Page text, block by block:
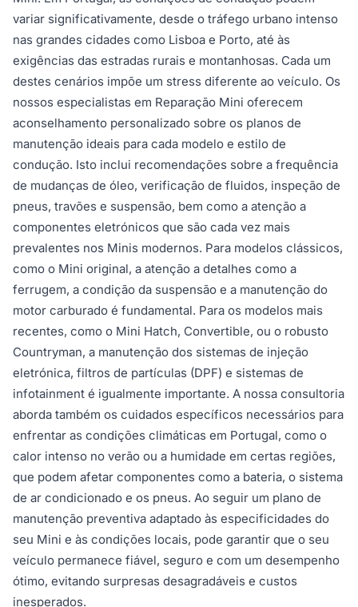
variar significativamente, desde o tráfego urbano intenso
nas grandes cidades como Lisboa e Porto, até às
exigências das estradas rurais e montanhosas. Cada um
destes cenários impõe um stress diferente ao veículo. Os
nossos especialistas em Reparação Mini oferecem
aconselhamento personalizado sobre os planos de
manutenção ideais para cada modelo e estilo de
condução. Isto inclui recomendações sobre a frequência
de mudanças de óleo, verificação de fluidos, inspeção de
pneus, travões e suspensão, bem como a atenção a
componentes eletrónicos que são cada vez mais
prevalentes nos Minis modernos. Para modelos clássicos,
como o Mini original, a atenção a detalhes como a
ferrugem, a condição da suspensão e a manutenção do
motor carburado é fundamental. Para os modelos mais
recentes, como o Mini Hatch, Convertible, ou o robusto
Countryman, a manutenção dos sistemas de injeção
eletrónica, filtros de partículas (DPF) e sistemas de
infotainment é igualmente importante. A nossa consultoria
aborda também os cuidados específicos necessários para
enfrentar as condições climáticas em Portugal, como o
calor intenso no verão ou a humidade em certas regiões,
que podem afetar componentes como a bateria, o sistema
de ar condicionado e os pneus. Ao seguir um plano de
manutenção preventiva adaptado às especificidades do
seu Mini e às condições locais, pode garantir que o seu
veículo permanece fiável, seguro e com um desempenho
ótimo, evitando surpresas desagradáveis e custos
inesperados.